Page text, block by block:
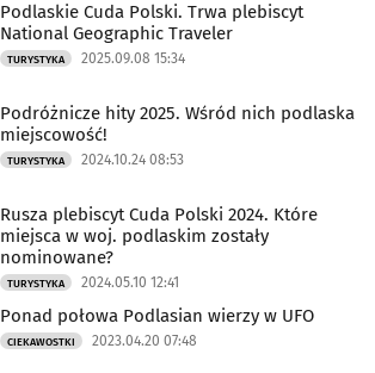
Podlaskie Cuda Polski. Trwa plebiscyt
National Geographic Traveler
TURYSTYKA 2025.09.08 15:34
Podróżnicze hity 2025. Wśród nich podlaska
miejscowość!
TURYSTYKA 2024.10.24 08:53
Rusza plebiscyt Cuda Polski 2024. Które
miejsca w woj. podlaskim zostały
nominowane?
TURYSTYKA 2024.05.10 12:41
Ponad połowa Podlasian wierzy w UFO
CIEKAWOSTKI 2023.04.20 07:48